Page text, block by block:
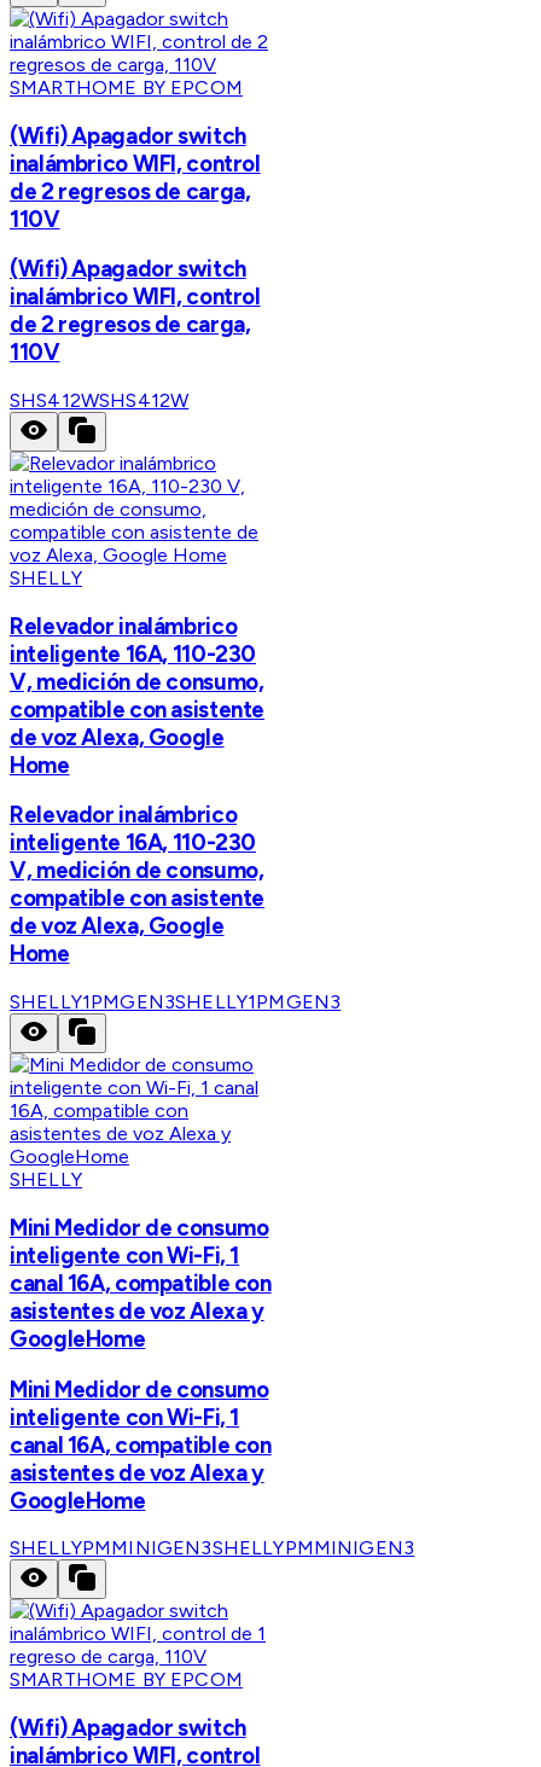
SMARTHOME BY EPCOM
(Wifi) Apagador switch
inalámbrico WIFI, control
de 2 regresos de carga,
110V
(Wifi) Apagador switch
inalámbrico WIFI, control
de 2 regresos de carga,
110V
SHS412WSHS412W
SHELLY
Relevador inalámbrico
inteligente 16A, 110-230
V, medición de consumo,
compatible con asistente
de voz Alexa, Google
Home
Relevador inalámbrico
inteligente 16A, 110-230
V, medición de consumo,
compatible con asistente
de voz Alexa, Google
Home
SHELLY1PMGEN3SHELLY1PMGEN3
SHELLY
Mini Medidor de consumo
inteligente con Wi-Fi, 1
canal 16A, compatible con
asistentes de voz Alexa y
GoogleHome
Mini Medidor de consumo
inteligente con Wi-Fi, 1
canal 16A, compatible con
asistentes de voz Alexa y
GoogleHome
SHELLYPMMINIGEN3SHELLYPMMINIGEN3
SMARTHOME BY EPCOM
(Wifi) Apagador switch
inalámbrico WIFI, control